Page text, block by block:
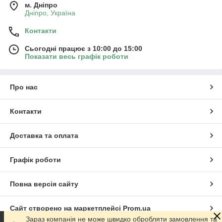
м. Дніпро
Дніпро, Україна
Контакти
Сьогодні працює з 10:00 до 15:00
Показати весь графік роботи
Про нас
Контакти
Доставка та оплата
Графік роботи
Повна версія сайту
Сайт створено на маркетплейсі Prom.ua
Зараз компанія не може швидко обробляти замовлення та